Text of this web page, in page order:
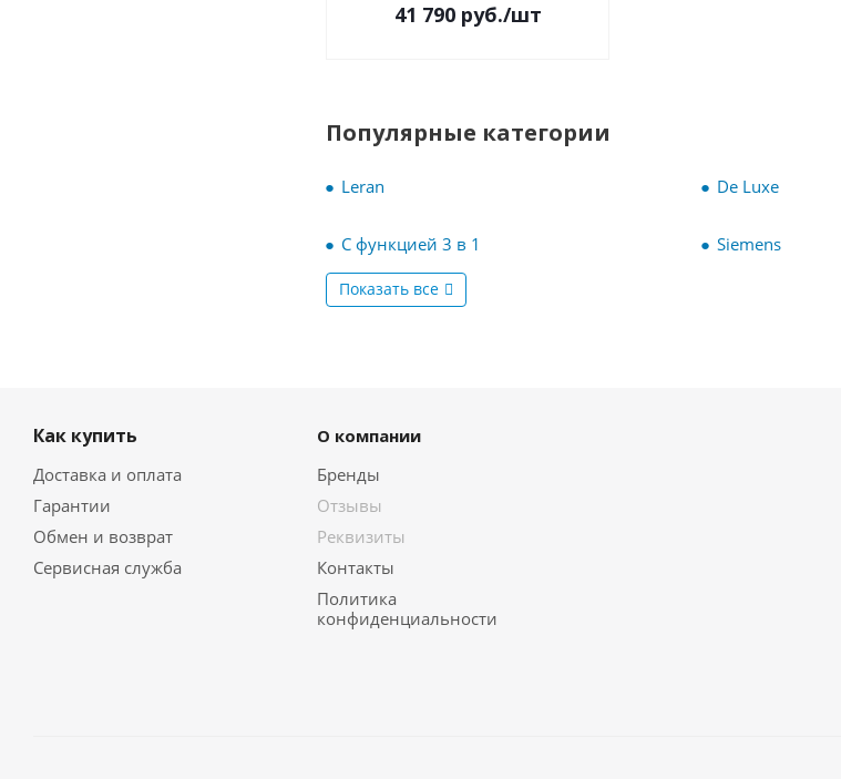
41 790 руб./шт
Популярные категории
Leran De Luxe
С функцией 3 в 1
Siemens
Показать все
Как купить
Доставка и оплата
Гарантии
Обмен и возврат
Сервисная служба
О компании
Бренды
Отзывы
Реквизиты
Контакты
Политика
конфиденциальности